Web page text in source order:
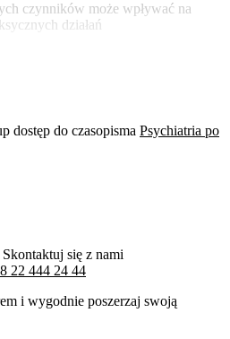
czynników może wpływać na
działań
dostęp do czasopisma Psychiatria po
się z nami
22 444 24 44
i wygodnie poszerzaj swoją